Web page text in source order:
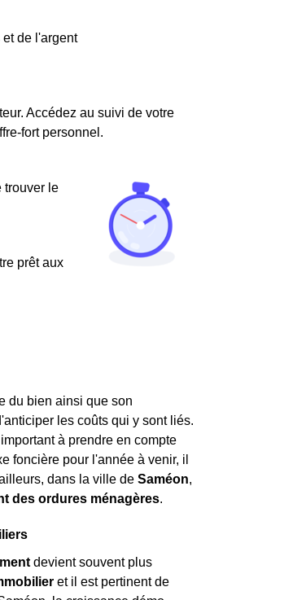
de l'argent
Accédez au suivi de votre
fort personnel.
trouver le
prêt aux
du bien ainsi que son
les coûts qui y sont liés.
à prendre en compte
foncière pour l'année à venir, il
dans la ville de Saméon,
des ordures ménagères.
devient souvent plus
et il est pertinent de